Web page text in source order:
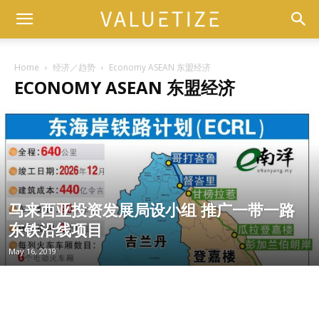
Home 经济／趋势 Economy ASEAN 东盟经济
ECONOMY ASEAN 东盟经济
马来西亚投资发展局设小组 推广一带一路
东铁沿线项目
May 16, 2019